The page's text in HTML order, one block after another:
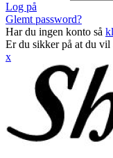
Log på
Glemt password?
Har du ingen konto så
Er du sikker på at du vil
x